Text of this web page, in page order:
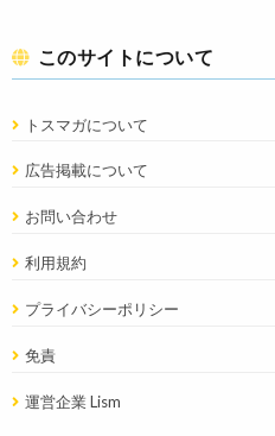
このサイトについて
トスマガについて
広告掲載について
お問い合わせ
利用規約
プライバシーポリシー
免責
運営企業 Lism